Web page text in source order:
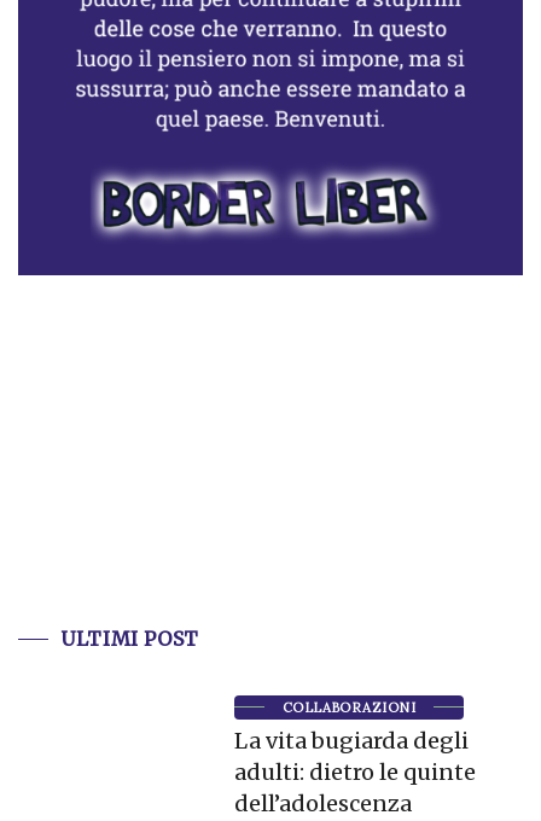
ULTIMI POST
COLLABORAZIONI
La vita bugiarda degli
adulti: dietro le quinte
dell’adolescenza